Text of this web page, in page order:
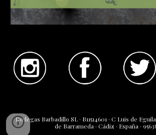
Bodegas Barbadillo SL · B11514601 · C Luis de
de Barrameda · Cádiz · España ·